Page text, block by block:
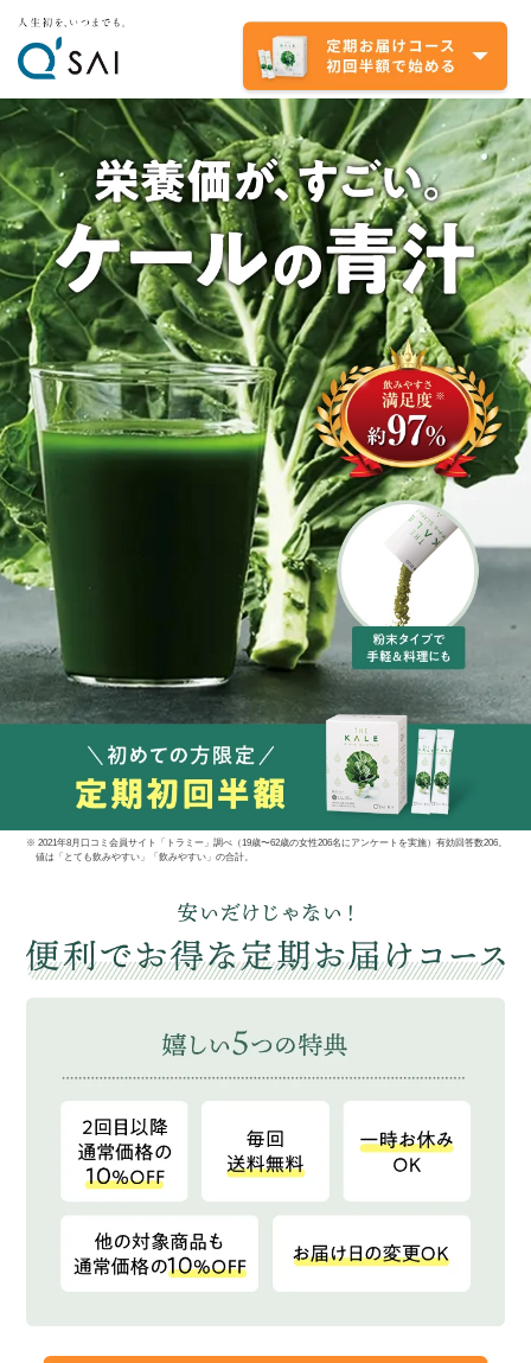
※ 2021年8月口コミ会員サイト「トラミー」調べ（19歳〜62歳の女性206名にアンケートを実施）有効回答数206。
値は「とても飲みやすい」「飲みやすい」の合計。